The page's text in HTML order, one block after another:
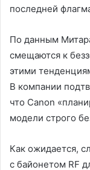
последней
По данным
смещаются к
этими
В компании
что Canon
модели строго
Как ожидается,
с байонетом RF